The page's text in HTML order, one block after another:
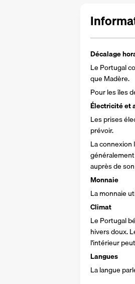
Décalage
Le Portugal
que Madère.
Pour les îles
Électricité et
Les prises
prévoir.
La
auprès de
Monnaie
La monnaie
Climat
Le Portugal
hivers doux.
l'intérieur
Langues
La langue